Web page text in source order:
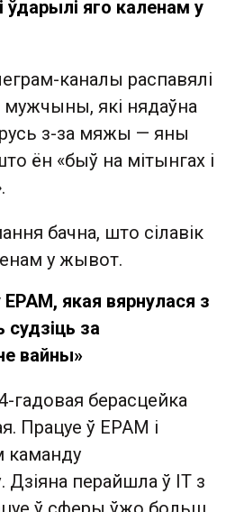
ўдарылі яго каленам у
каналы распавялі
які нядаўна
з-за мяжы — яны
ён «быў на мітынгах і
бачна, што сілавік
у жывот.
якая вярнулася з
судзіць за
вайны»
гадовая берасцейка
Працуе ў EPAM і
каманду
Дзіяна перайшла ў IT з